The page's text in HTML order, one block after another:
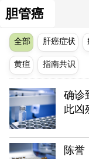
胆管癌
全部 肝癌症状
黄疸 指南共识
确诊
此
陈誉